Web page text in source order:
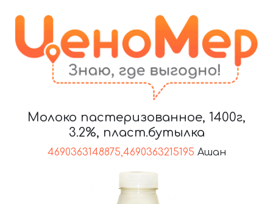
Молоко пастеризованное, 1400г,
3.2%, пласт.бутылка
4690363148875,4690363215195 Ашан